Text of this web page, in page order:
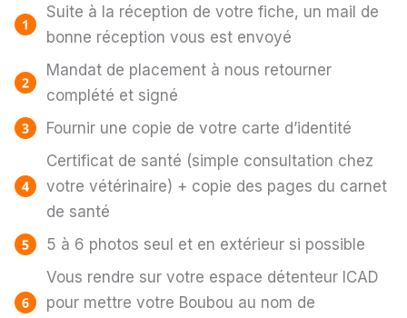
Suite à la réception de votre fiche, un mail de
bonne réception vous est envoyé
Mandat de placement à nous retourner
complété et signé
Fournir une copie de votre carte d’identité
Certificat de santé (simple consultation chez
votre vétérinaire) + copie des pages du carnet
de santé
5 à 6 photos seul et en extérieur si possible
Vous rendre sur votre espace détenteur ICAD
pour mettre votre Boubou au nom de